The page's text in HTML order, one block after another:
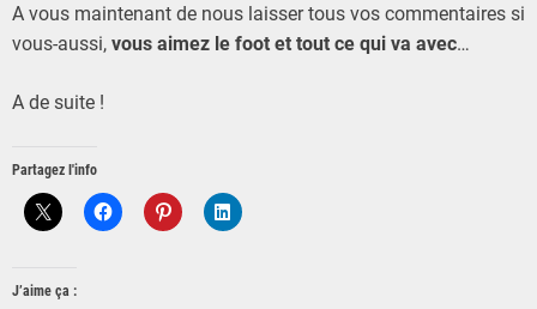
A vous maintenant de nous laisser tous vos commentaires si
vous-aussi, vous aimez le foot et tout ce qui va avec…
A de suite !
Partagez l'info
J’aime ça :